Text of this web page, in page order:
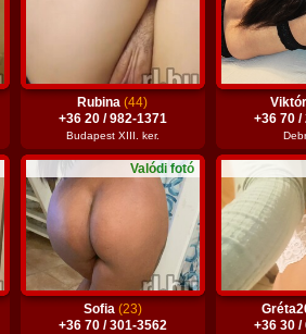
Rubina(44)
+36 20 / 982-1371
Budapest XIII. ker.
+36 70 /
Valódi fotó
Sofia (23)
+36 70 / 301-3562
+36 30 /